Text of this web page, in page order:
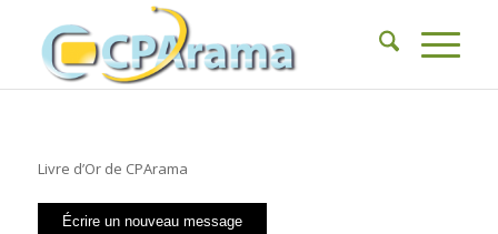
Livre d’Or de CPArama